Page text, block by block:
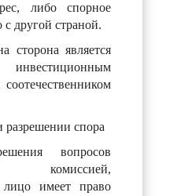
либо спорное
с другой страной.
сторона является
спора
вопросов
комиссией,
лицо имеет право